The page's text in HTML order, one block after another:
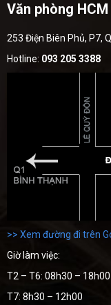
Văn phòng HCM
253 Điện Biên Phủ, P7,
Hotline: 093 205 3388
>> Xem đường đi trên
Giờ làm việc:
T2 – T6: 08h30 – 18h00
T7: 8h30 – 12h00